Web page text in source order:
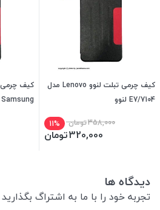
کیف چرمی تبلت لنوو Lenovo مدل
E7/7104 لنوو
358,000تومان 11%
320,000تومان
کیف
Samsung مدل T295
دیدگاه ها
تجربه خود را با ما به اشتراگ بگذارید